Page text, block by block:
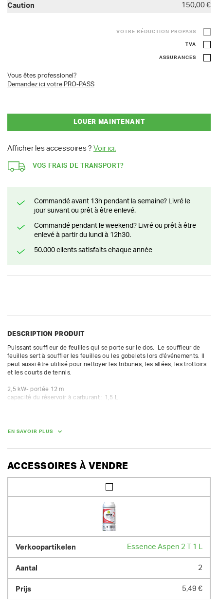
150,00 €
VOTRE RÉDUCTION PROPASS
TVA
ASSURANCES
Vous êtes professionel?
Demandez ici votre PRO-PASS
LOUER MAINTENANT
Afficher les accessoires ? Voir ici.
VOS FRAIS DE TRANSPORT?
Commandé avant 13h pendant la semaine? Livré le
jour suivant ou prêt à être enlevé.
Commandé pendant le weekend? Livré ou prêt à être
enlevé à partir du lundi à 12h30.
50.000 clients satisfaits chaque année
DESCRIPTION PRODUIT
Puissant souffleur de feuilles qui se porte sur le dos.  Le souffleur de
feuilles sert à souffler les feuilles ou les gobelets lors d'événements. Il
peut aussi être utilisé pour nettoyer les tribunes, les allées, les trottoirs
et les courts de tennis.
2,5 kW- portée 12 m
capacité du réservoir à carburant : 1,5 L
10.00 kg
EN SAVOIR PLUS
ACCESSOIRES À VENDRE
Essence Aspen 2 T 1 L
2
5,49 €